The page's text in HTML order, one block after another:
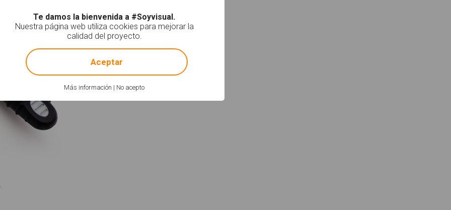
Te damos la bienvenida a #Soyvisual.
Nuestra página web utiliza cookies para mejorar la
calidad del proyecto.
Más información | No acepto
! Not valid!
Aceptar